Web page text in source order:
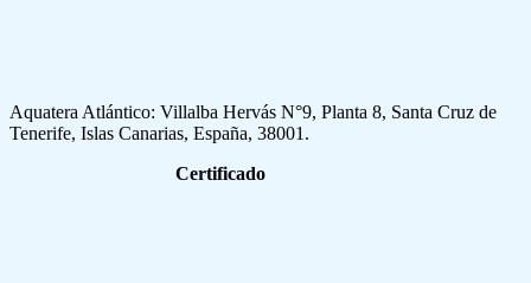
Aquatera Atlántico: Villalba Hervás N°9, Planta 8, Santa Cruz de
Tenerife, Islas Canarias, España, 38001.
Certificado